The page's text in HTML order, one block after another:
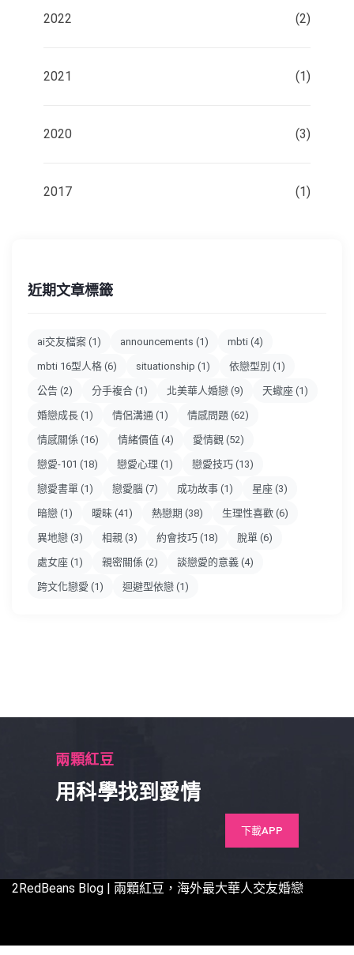
2022 (2)
2021 (1)
2020 (3)
2017 (1)
近期文章標籤
ai交友檔案 (1) announcements (1) mbti (4)
mbti 16型人格 (6) situationship (1) 依戀型別 (1)
公告 (2) 分手複合 (1) 北美華人婚戀 (9) 天蠍座 (1)
婚戀成長 (1) 情侶溝通 (1) 情感問題 (62)
情感關係 (16) 情緒價值 (4) 愛情觀 (52)
戀愛-101 (18) 戀愛心理 (1) 戀愛技巧 (13)
戀愛書單 (1) 戀愛腦 (7) 成功故事 (1) 星座 (3)
暗戀 (1) 曖昧 (41) 熱戀期 (38) 生理性喜歡 (6)
異地戀 (3) 相親 (3) 約會技巧 (18) 脫單 (6)
處女座 (1) 親密關係 (2) 談戀愛的意義 (4)
跨文化戀愛 (1) 迴避型依戀 (1)
兩顆紅豆
用科學找到愛情
下載APP
2RedBeans Blog | 兩顆紅豆，海外最大華人交友婚戀